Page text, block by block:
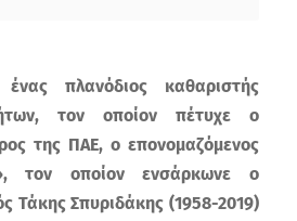
πλανόδιος καθαριστής
τον οποίον πέτυχε ο
της ΠΑΕ, ο επονομαζόμενος
τον οποίον ενσάρκωνε ο
Τάκης Σπυριδάκης (1958-2019)